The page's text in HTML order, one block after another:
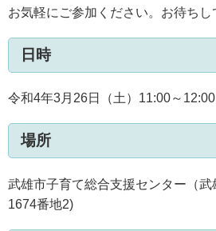
お気軽にご参加ください。お待ちし
日時
令和4年3月26日（土）11:00～12:00
場所
武雄市子育て総合支援センター（武
1674番地2)